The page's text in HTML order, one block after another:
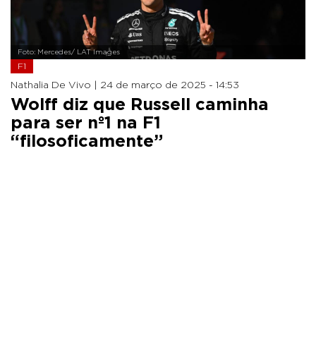
Foto: Mercedes/ LAT Images
F1
Nathalia De Vivo | 24 de março de 2025 - 14:53
Wolff diz que Russell caminha
para ser nº1 na F1
“filosoficamente”